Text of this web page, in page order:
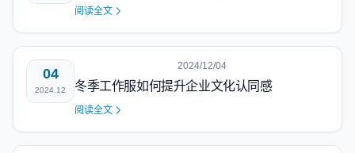
阅读全文
04
2024.12
2024/12/04
冬季工作服如何提升企业文化认同感
阅读全文